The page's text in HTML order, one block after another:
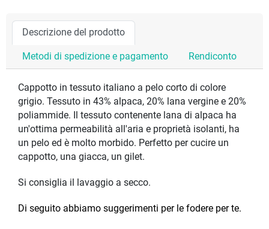
Descrizione del prodotto
Metodi di spedizione e pagamento Rendiconto
Cappotto in tessuto italiano a pelo corto di colore
grigio. Tessuto in 43% alpaca, 20% lana vergine e 20%
poliammide. Il tessuto contenente lana di alpaca ha
un'ottima permeabilità all'aria e proprietà isolanti, ha
un pelo ed è molto morbido. Perfetto per cucire un
cappotto, una giacca, un gilet.
Si consiglia il lavaggio a secco.
Di seguito abbiamo suggerimenti per le fodere per te.